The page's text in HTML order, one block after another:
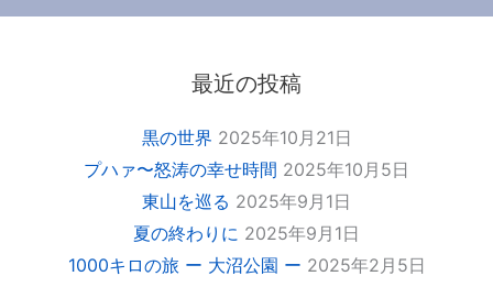
最近の投稿
黒の世界 2025年10月21日
プハァ〜怒涛の幸せ時間 2025年10月5日
東山を巡る 2025年9月1日
夏の終わりに 2025年9月1日
1000キロの旅 ー 大沼公園 ー 2025年2月5日